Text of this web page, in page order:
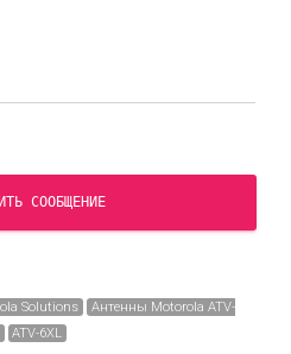
СООБЩЕНИЕ
Solutions
Антенны Motorola ATV-
ATV-6XL